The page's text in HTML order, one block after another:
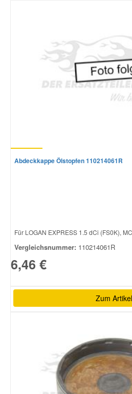
Abdeckkappe Ölstopfen 110214061R
Für LOGAN EXPRESS 1.5 dCi (FS0K),
Vergleichsnummer: 110214061R
6,46 €
Zum Artikel
Mitsubishi Ersatzteile
Nissan Ersatzteile
Skoda Ersatzteile
Toyota Ersatzteile
Volvo Ersatzteile